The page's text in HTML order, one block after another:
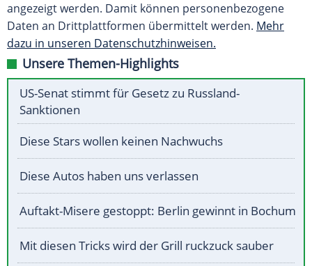
angezeigt werden. Damit können personenbezogene
Daten an Drittplattformen übermittelt werden. Mehr
dazu in unseren Datenschutzhinweisen.
Unsere Themen-Highlights
US-Senat stimmt für Gesetz zu Russland-
Sanktionen
Diese Stars wollen keinen Nachwuchs
Diese Autos haben uns verlassen
Auftakt-Misere gestoppt: Berlin gewinnt in Bochum
Mit diesen Tricks wird der Grill ruckzuck sauber